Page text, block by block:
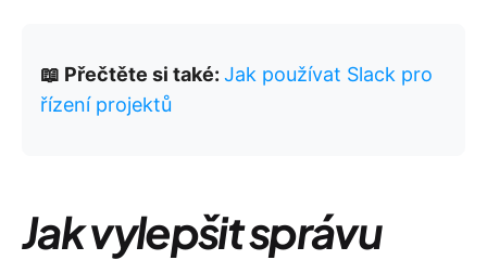
📖 Přečtěte si také: Jak používat Slack pro
řízení projektů
Jak vylepšit správu